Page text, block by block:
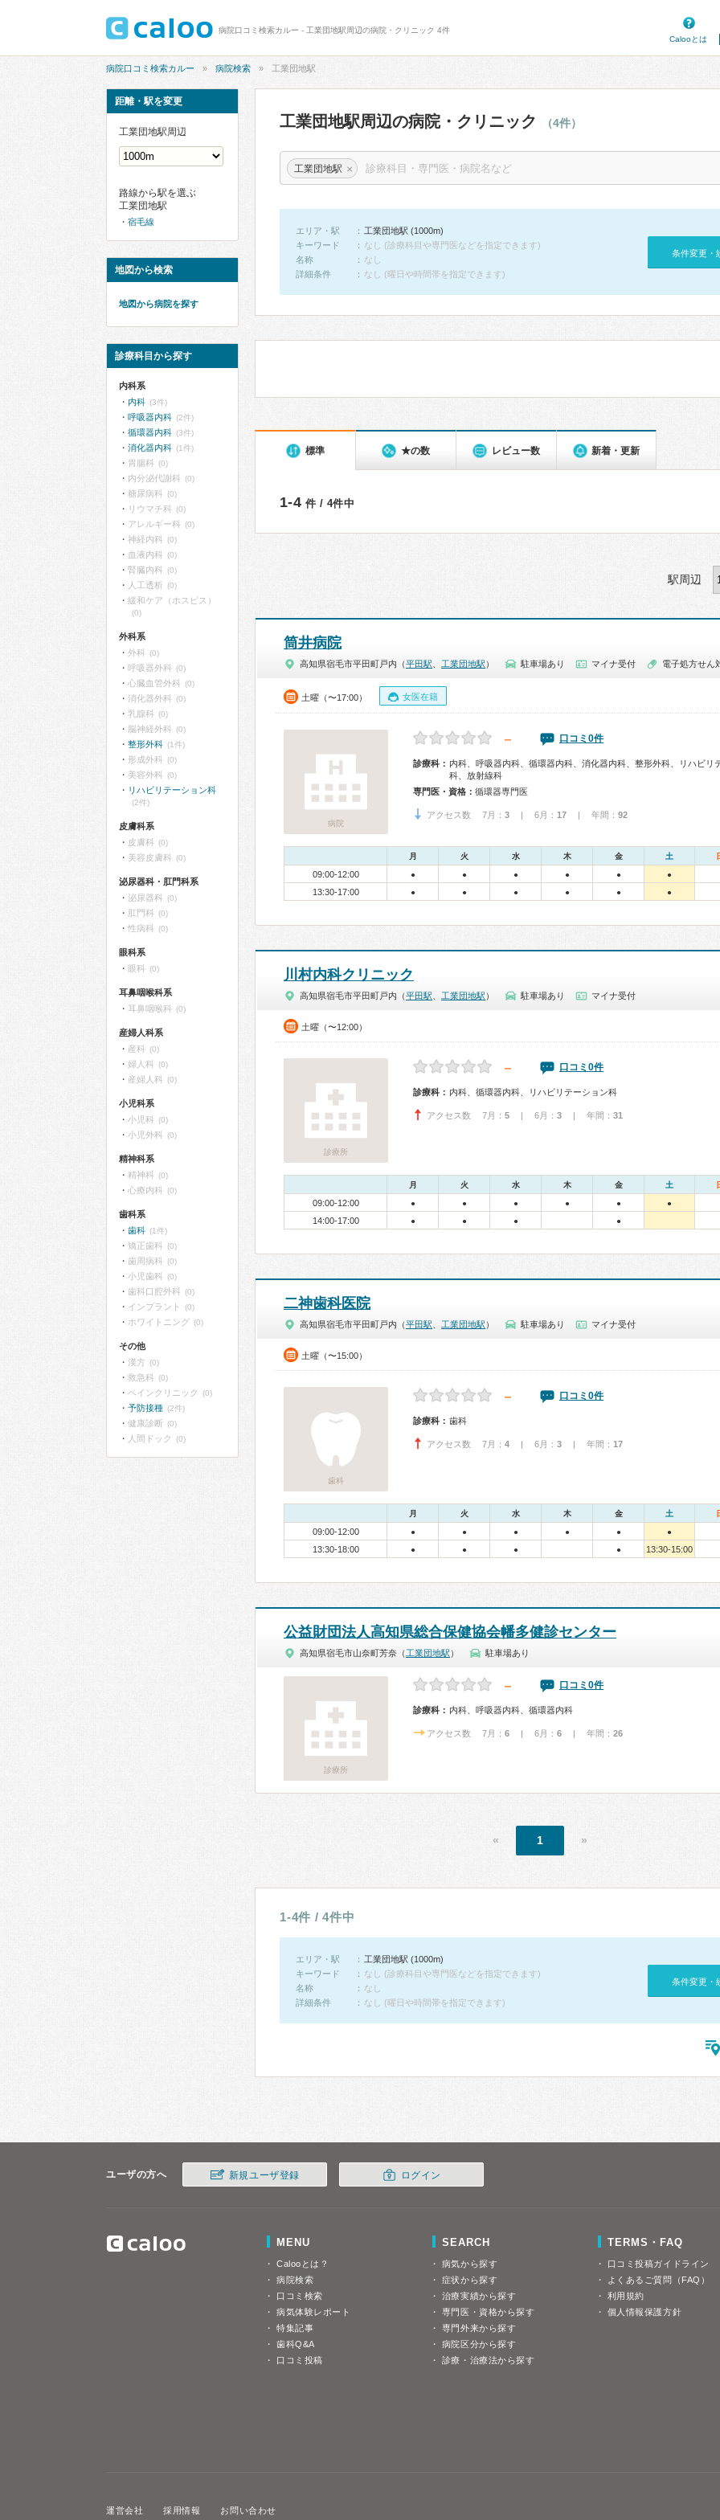
病院口コミ検索カルー - 工業団地駅周辺の病院・クリニック 4件
Calooとは
病院口コミ検索カルー 病院検索 工業団地駅
工業団地駅周辺の病院・クリニック （4件）
工業団地駅 ×
エリア・駅
工業団地駅 (1000m)
キーワード
なし (診療科目や専門医などを指定できます)
名称
なし
詳細条件
なし (曜日や時間帯を指定できます)
条件変更・
標準 ★の数 レビュー数 新着・更新
1-4 件 / 4件中
駅周辺
筒井病院
高知県宿毛市平田町戸内（平田駅 工業団地駅 ） 駐車場あり マイナ受付 電子処方せん
土曜（〜17:00） 女医在籍
病院
－ 口コミ0件
診療科： 内科、呼吸器内科、循環器内科、消化器内科、整形外科、リハビリ
科、放射線科
専門医・資格： 循環器専門医
アクセス数 7月： 3 | 6月： 17 | 年間： 92
月 火 水 木 金 土
09:00-12:00 ● ● ● ● ● ●
13:30-17:00 ● ● ● ● ● ●
川村内科クリニック
高知県宿毛市平田町戸内（平田駅 工業団地駅 ） 駐車場あり マイナ受付
土曜（〜12:00）
診療所
－ 口コミ0件
診療科： 内科、循環器内科、リハビリテーション科
アクセス数 7月： 5 | 6月： 3 | 年間： 31
月 火 水 木 金 土
09:00-12:00 ● ● ● ● ● ●
14:00-17:00 ● ● ● ●
二神歯科医院
高知県宿毛市平田町戸内（平田駅 工業団地駅 ） 駐車場あり マイナ受付
土曜（〜15:00）
歯科
－ 口コミ0件
診療科： 歯科
アクセス数 7月： 4 | 6月： 3 | 年間： 17
月 火 水 木 金 土
09:00-12:00 ● ● ● ● ● ●
13:30-18:00 ● ● ● ● 13:30-15:00
公益財団法人高知県総合保健協会幡多健診センター
高知県宿毛市山奈町芳奈（ 工業団地駅 ） 駐車場あり
診療所
－ 口コミ0件
診療科： 内科、呼吸器内科、循環器内科
アクセス数 7月： 6 | 6月： 6 | 年間： 26
« 1 »
1-4件 / 4件中
エリア・駅
工業団地駅 (1000m)
キーワード
なし (診療科目や専門医などを指定できます)
名称
なし
詳細条件
なし (曜日や時間帯を指定できます)
条件変更・
距離・駅を変更
工業団地駅周辺
路線から駅を選ぶ
工業団地駅
宿毛線
地図から検索
地図から病院を探す
診療科目から探す
内科系
内科 (3件)
呼吸器内科 (2件)
循環器内科 (3件)
消化器内科 (1件)
胃腸科 (0)
内分泌代謝科 (0)
糖尿病科 (0)
リウマチ科 (0)
アレルギー科 (0)
神経内科 (0)
血液内科 (0)
腎臓内科 (0)
人工透析 (0)
緩和ケア（ホスピス）
(0)
外科系
外科 (0)
呼吸器外科 (0)
心臓血管外科 (0)
消化器外科 (0)
乳腺科 (0)
脳神経外科 (0)
整形外科 (1件)
形成外科 (0)
美容外科 (0)
リハビリテーション科
(2件)
皮膚科系
皮膚科 (0)
美容皮膚科 (0)
泌尿器科・肛門科系
泌尿器科 (0)
肛門科 (0)
性病科 (0)
眼科系
眼科 (0)
耳鼻咽喉科系
耳鼻咽喉科 (0)
産婦人科系
産科 (0)
婦人科 (0)
産婦人科 (0)
小児科系
小児科 (0)
小児外科 (0)
精神科系
精神科 (0)
心療内科 (0)
歯科系
歯科 (1件)
矯正歯科 (0)
歯周病科 (0)
小児歯科 (0)
歯科口腔外科 (0)
インプラント (0)
ホワイトニング (0)
その他
漢方 (0)
救急科 (0)
ペインクリニック (0)
予防接種 (2件)
健康診断 (0)
人間ドック (0)
ユーザの方へ 新規ユーザ登録 ログイン
MENU
Calooとは？
病院検索
口コミ検索
病気体験レポート
特集記事
歯科Q&A
口コミ投稿
SEARCH
病気から探す
症状から探す
治療実績から探す
専門医・資格から探す
専門外来から探す
病院区分から探す
診療・治療法から探す
TERMS・FAQ
口コミ投稿ガイドライン
よくあるご質問（FAQ）
利用規約
個人情報保護方針
運営会社 採用情報 お問い合わせ